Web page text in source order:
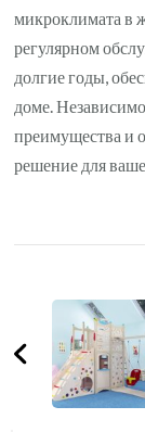
микроклимата в
регулярном
долгие годы,
доме.
преимущества и
решение для
по